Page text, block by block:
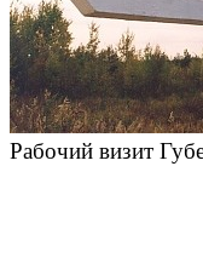
Рабочий визит